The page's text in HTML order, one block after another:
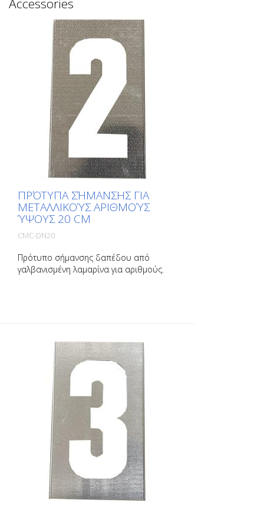
Accessories
ΠΡΌΤΥΠΑ ΣΉΜΑΝΣΗΣ ΓΙΑ
ΜΕΤΑΛΛΙΚΟΎΣ ΑΡΙΘΜΟΎΣ
ΎΨΟΥΣ 20 CM
CMC-DN20
Πρότυπο σήμανσης δαπέδου από
γαλβανισμένη λαμαρίνα για αριθμούς.